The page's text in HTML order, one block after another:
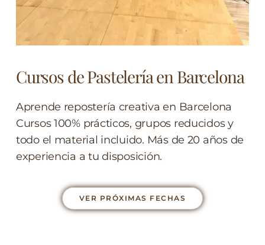
Cursos de Pastelería en Barcelona
Aprende repostería creativa en Barcelona
Cursos 100% prácticos, grupos reducidos y
todo el material incluido. Más de 20 años de
experiencia a tu disposición.
VER PRÓXIMAS FECHAS